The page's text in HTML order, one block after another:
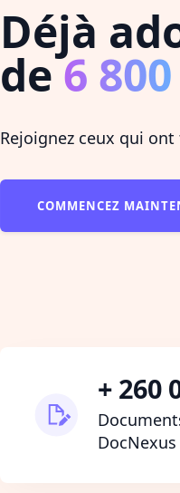
Déjà
de6 800
Rejoignez ceux qui
COMMENCEZ
+ 260
DocNexus